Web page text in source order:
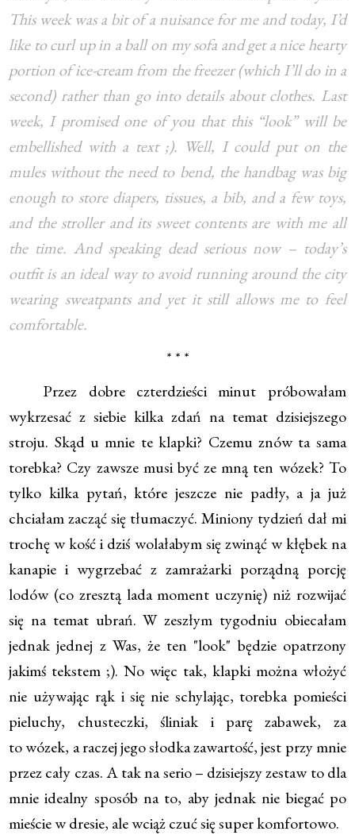
This week was a bit of a nuisance for me and today, I’d
like to curl up in a ball on my sofa and get a nice hearty
portion of ice-cream from the freezer (which I’ll do in a
second) rather than go into details about clothes. Last
week, I promised one of you that this “look” will be
embellished with a text ;). Well, I could put on the
mules without the need to bend, the handbag was big
enough to store diapers, tissues, a bib, and a few toys,
and the stroller and its sweet contents are with me all
the time. And speaking dead serious now – today’s
outfit is an ideal way to avoid running around the city
wearing sweatpants and yet it still allows me to feel
comfortable.
* * *
Przez dobre czterdzieści minut próbowałam
wykrzesać z siebie kilka zdań na temat dzisiejszego
stroju. Skąd u mnie te klapki? Czemu znów ta sama
torebka? Czy zawsze musi być ze mną ten wózek? To
tylko kilka pytań, które jeszcze nie padły, a ja już
chciałam zacząć się tłumaczyć. Miniony tydzień dał mi
trochę w kość i dziś wolałabym się zwinąć w kłębek na
kanapie i wygrzebać z zamrażarki porządną porcję
lodów (co zresztą lada moment uczynię) niż rozwijać
się na temat ubrań. W zeszłym tygodniu obiecałam
jednak jednej z Was, że ten "look" będzie opatrzony
jakimś tekstem ;). No więc tak, klapki można włożyć
nie używając rąk i się nie schylając, torebka pomieści
pieluchy, chusteczki, śliniak i parę zabawek, za
to wózek, a raczej jego słodka zawartość, jest przy mnie
przez cały czas. A tak na serio – dzisiejszy zestaw to dla
mnie idealny sposób na to, aby jednak nie biegać po
mieście w dresie, ale wciąż czuć się super komfortowo.